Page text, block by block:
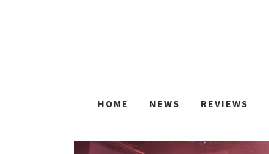
HOME NEWS REVIEWS